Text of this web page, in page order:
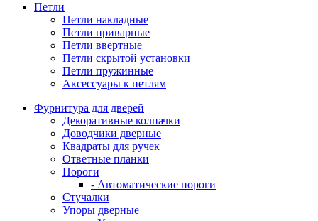
Петли
Петли накладные
Петли приварные
Петли ввертные
Петли скрытой установки
Петли пружинные
Аксессуары к петлям
Фурнитура для дверей
Декоративные колпачки
Доводчики дверные
Квадраты для ручек
Ответные планки
Пороги
- Автоматические пороги
Стучалки
Упоры дверные